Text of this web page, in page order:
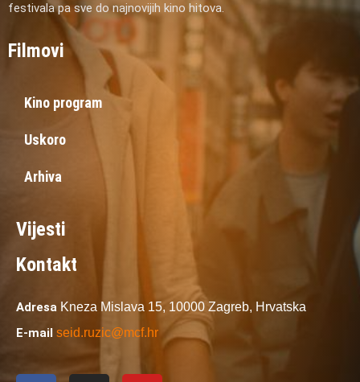
festivala pa sve do najnovijih kino hitova.
Filmovi
Kino program
Uskoro
Arhiva
Vijesti
Kontakt
Adresa Kneza Mislava 15, 10000 Zagreb, Hrvatska
E-mail seid.ruzic@mcf.hr